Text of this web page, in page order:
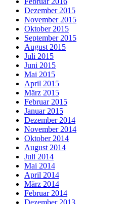
Dezember 2015
November 2015
Oktober 2015
September 2015
August 2015
Juli 2015
Juni 2015
Mai 2015
April 2015
März 2015
Februar 2015
Januar 2015
Dezember 2014
November 2014
Oktober 2014
August 2014
Juli 2014
Mai 2014
April 2014
März 2014
Februar 2014
Dezember 2013